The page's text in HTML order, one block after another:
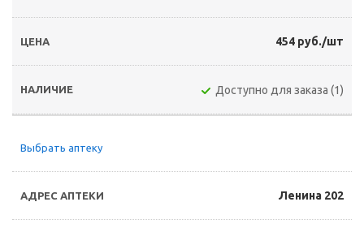
454 руб./шт
Доступно для заказа (1)
Выбрать аптеку
Ленина 202